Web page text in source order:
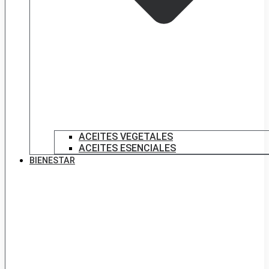
ACEITES VEGETALES
ACEITES ESENCIALES
BIENESTAR